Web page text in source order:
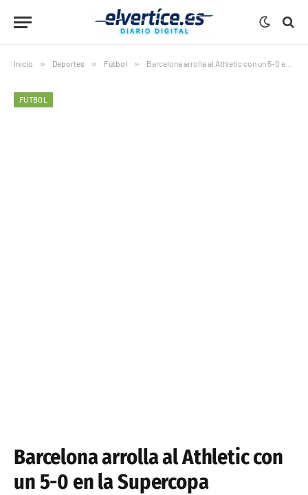
Inicio » Deportes » Fútbol » Barcelona arrolla al Athletic con un 5-0 en la Supercopa
FÚTBOL
Barcelona arrolla al Athletic con
un 5-0 en la Supercopa